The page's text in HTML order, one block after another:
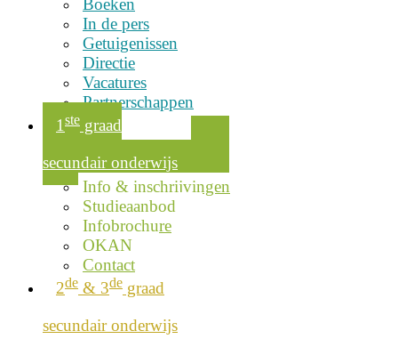
In de pers
Getuigenissen
Directie
Vacatures
Partnerschappen
1 ste graad
secundair onderwijs
Info & inschrijvingen
Studieaanbod
Infobrochure
OKAN
Contact
2de & 3de graad
secundair onderwijs